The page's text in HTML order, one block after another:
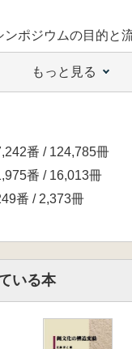
ポジウムの目的と
チンパンジーの道具使
器技術の発展の契機
猟具(特に尖頭器)の変
ら鉄へ:鉄製農具の
術と道具」
間の体とテクノロジ
もっと見る
番 / 124,785冊
番 / 16,013冊
番 / 2,373冊
いる本